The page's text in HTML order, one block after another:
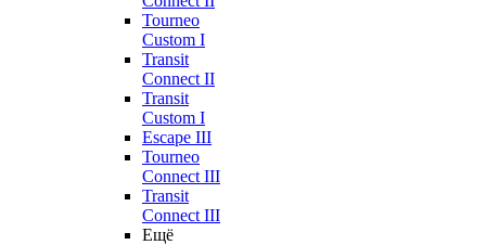
Tourneo
Custom I
Transit
Connect II
Transit
Custom I
Escape III
Tourneo
Connect III
Transit
Connect III
Ещё